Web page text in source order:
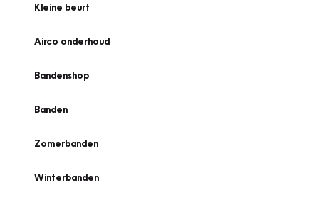
Kleine beurt
Airco onderhoud
Bandenshop
Banden
Zomerbanden
Winterbanden